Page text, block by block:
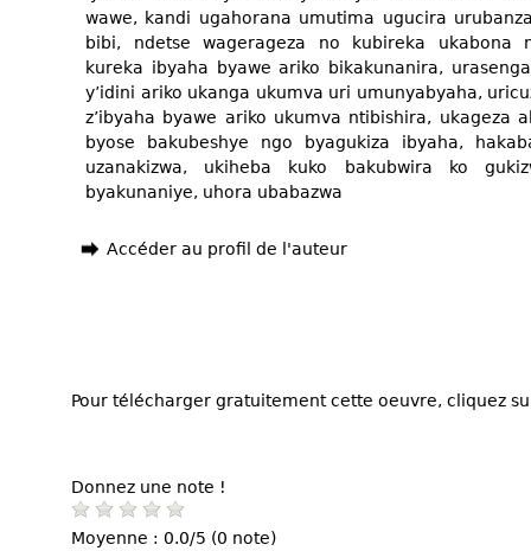
wawe, kandi ugahorana umutima ugucira
bibi, ndetse wagerageza no kubireka ukabona
kureka ibyaha byawe ariko bikakunanira,
y’idini ariko ukanga ukumva uri umunyabyaha,
z’ibyaha byawe ariko ukumva ntibishira, ukageza
byose bakubeshye ngo byagukiza ibyaha,
uzanakizwa, ukiheba kuko bakubwira ko
byakunaniye, uhora ubabazwa
Accéder au profil de l'auteur
Pour télécharger gratuitement cette oeuvre, cliquez
Donnez une note !
Moyenne : 0.0/5 (0 note)